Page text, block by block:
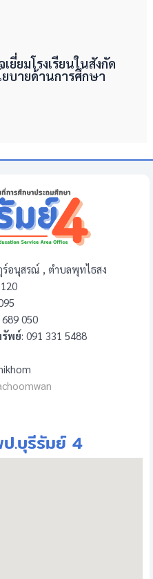
ยี่ยมโรงเรียนในสังกัด
บายด้านการศึกษา
ร์อนุสรณ์ , ตำบลพุทไธสง
689 050
รัพย์: 091 331 5488
.บุรีรัมย์ 4